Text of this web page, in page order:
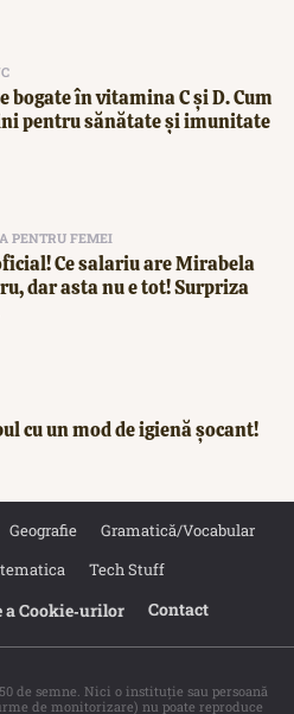
bogate în vitamina C și D. Cum
pentru sănătate și imunitate
PENTRU FEMEI
Ce salariu are Mirabela
dar asta nu e tot! Surpriza
cu un mod de igienă șocant!
Geografie
Gramatică/Vocabular
Tech Stuff
Cookie‐urilor Contact
de semne. Nici o instituţie sau persoană
de monitorizare) nu poate reproduce